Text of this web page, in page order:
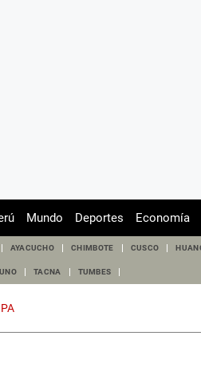
Mundo Deportes Economía
AYACUCHO CHIMBOTE CUSCO
TACNA TUMBES